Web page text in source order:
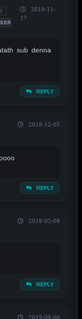
2018-11-
17
sub denna
REPLY
2018-12-05
REPLY
2019-03-09
REPLY
2019-09-08